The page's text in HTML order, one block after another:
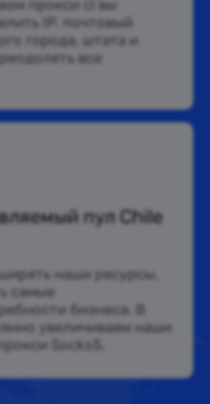
прокси cl вы
IP, почтовый
города, штата и
все
пул Chile
наши ресурсы,
самые
бизнеса. В
увеличиваем наши
Socks5.